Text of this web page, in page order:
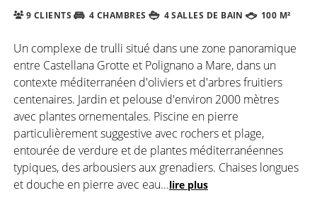
9 CLIENTS 4 CHAMBRES 4 SALLES DE BAIN 100 M²
Un complexe de trulli situé dans une zone panoramique
entre Castellana Grotte et Polignano a Mare, dans un
contexte méditerranéen d'oliviers et d'arbres fruitiers
centenaires. Jardin et pelouse d'environ 2000 mètres
avec plantes ornementales. Piscine en pierre
particulièrement suggestive avec rochers et plage,
entourée de verdure et de plantes méditerranéennes
typiques, des arbousiers aux grenadiers. Chaises longues
et douche en pierre avec eau...lire plus